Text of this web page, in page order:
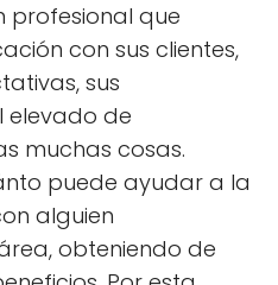
profesional que
con sus clientes,
sus
elevado de
muchas cosas.
puede ayudar a la
alguien
obteniendo de